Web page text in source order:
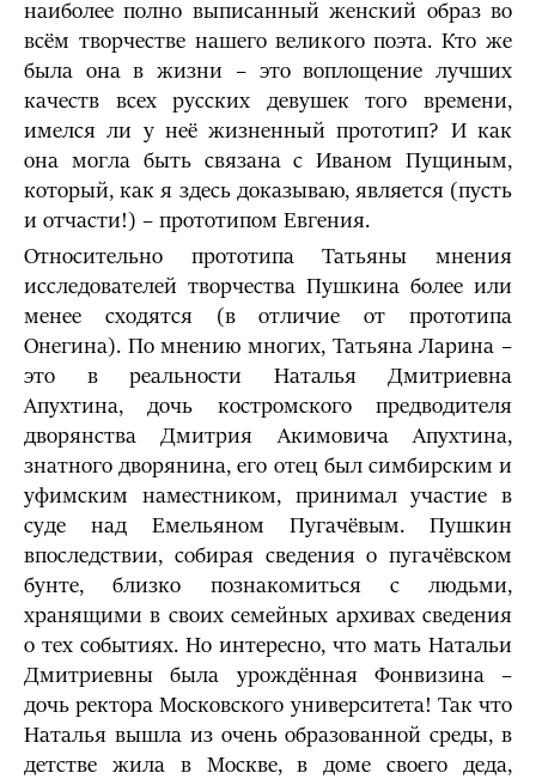
наиболее полно выписанный женский образ во
всём творчестве нашего великого поэта. Кто же
была она в жизни – это воплощение лучших
качеств всех русских девушек того времени,
имелся ли у неё жизненный прототип? И как
она могла быть связана с Иваном Пущиным,
который, как я здесь доказываю, является (пусть
и отчасти!) – прототипом Евгения.
Относительно прототипа Татьяны мнения
исследователей творчества Пушкина более или
менее сходятся (в отличие от прототипа
Онегина). По мнению многих, Татьяна Ларина –
это в реальности Наталья Дмитриевна
Апухтина, дочь костромского предводителя
дворянства Дмитрия Акимовича Апухтина,
знатного дворянина, его отец был симбирским и
уфимским наместником, принимал участие в
суде над Емельяном Пугачёвым. Пушкин
впоследствии, собирая сведения о пугачёвском
бунте, близко познакомиться с людьми,
хранящими в своих семейных архивах сведения
о тех событиях. Но интересно, что мать Натальи
Дмитриевны была урождённая Фонвизина –
дочь ректора Московского университета! Так что
Наталья вышла из очень образованной среды, в
детстве жила в Москве, в доме своего деда,